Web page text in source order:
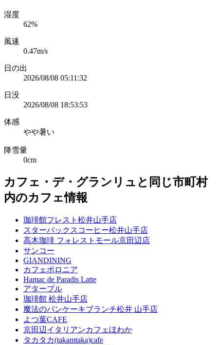
湿度
62%
風速
0.47m/s
日の出
2026/08/08 05:11:32
日没
2026/08/08 18:53:53
体感
やや暑い
降雪量
0cm
カフェ・デ・グランリュと同じ市町村
内のカフェ情報
珈琲館フレスト松井山手店
スターバックスコーヒー松井山手店
高木珈琲 フォレストモール京田辺店
サンコー
GIANDINING
カフェボロニア
Hamac de Paradis Latte
アターブル
珈琲館 松井山手店
魔法のパンケーキブランチ松井 山手店
よつ葉CAFE
京田辺イタリアンカフェほわか
タカタカ(takamtaka)cafe